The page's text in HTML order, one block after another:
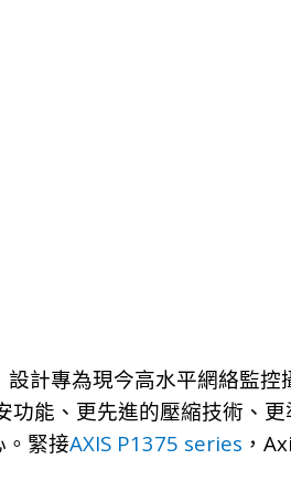
設計專為現今高水平網絡監控
功能、 更先進的壓縮技術、 更
緊接AXIS P1375 series ，